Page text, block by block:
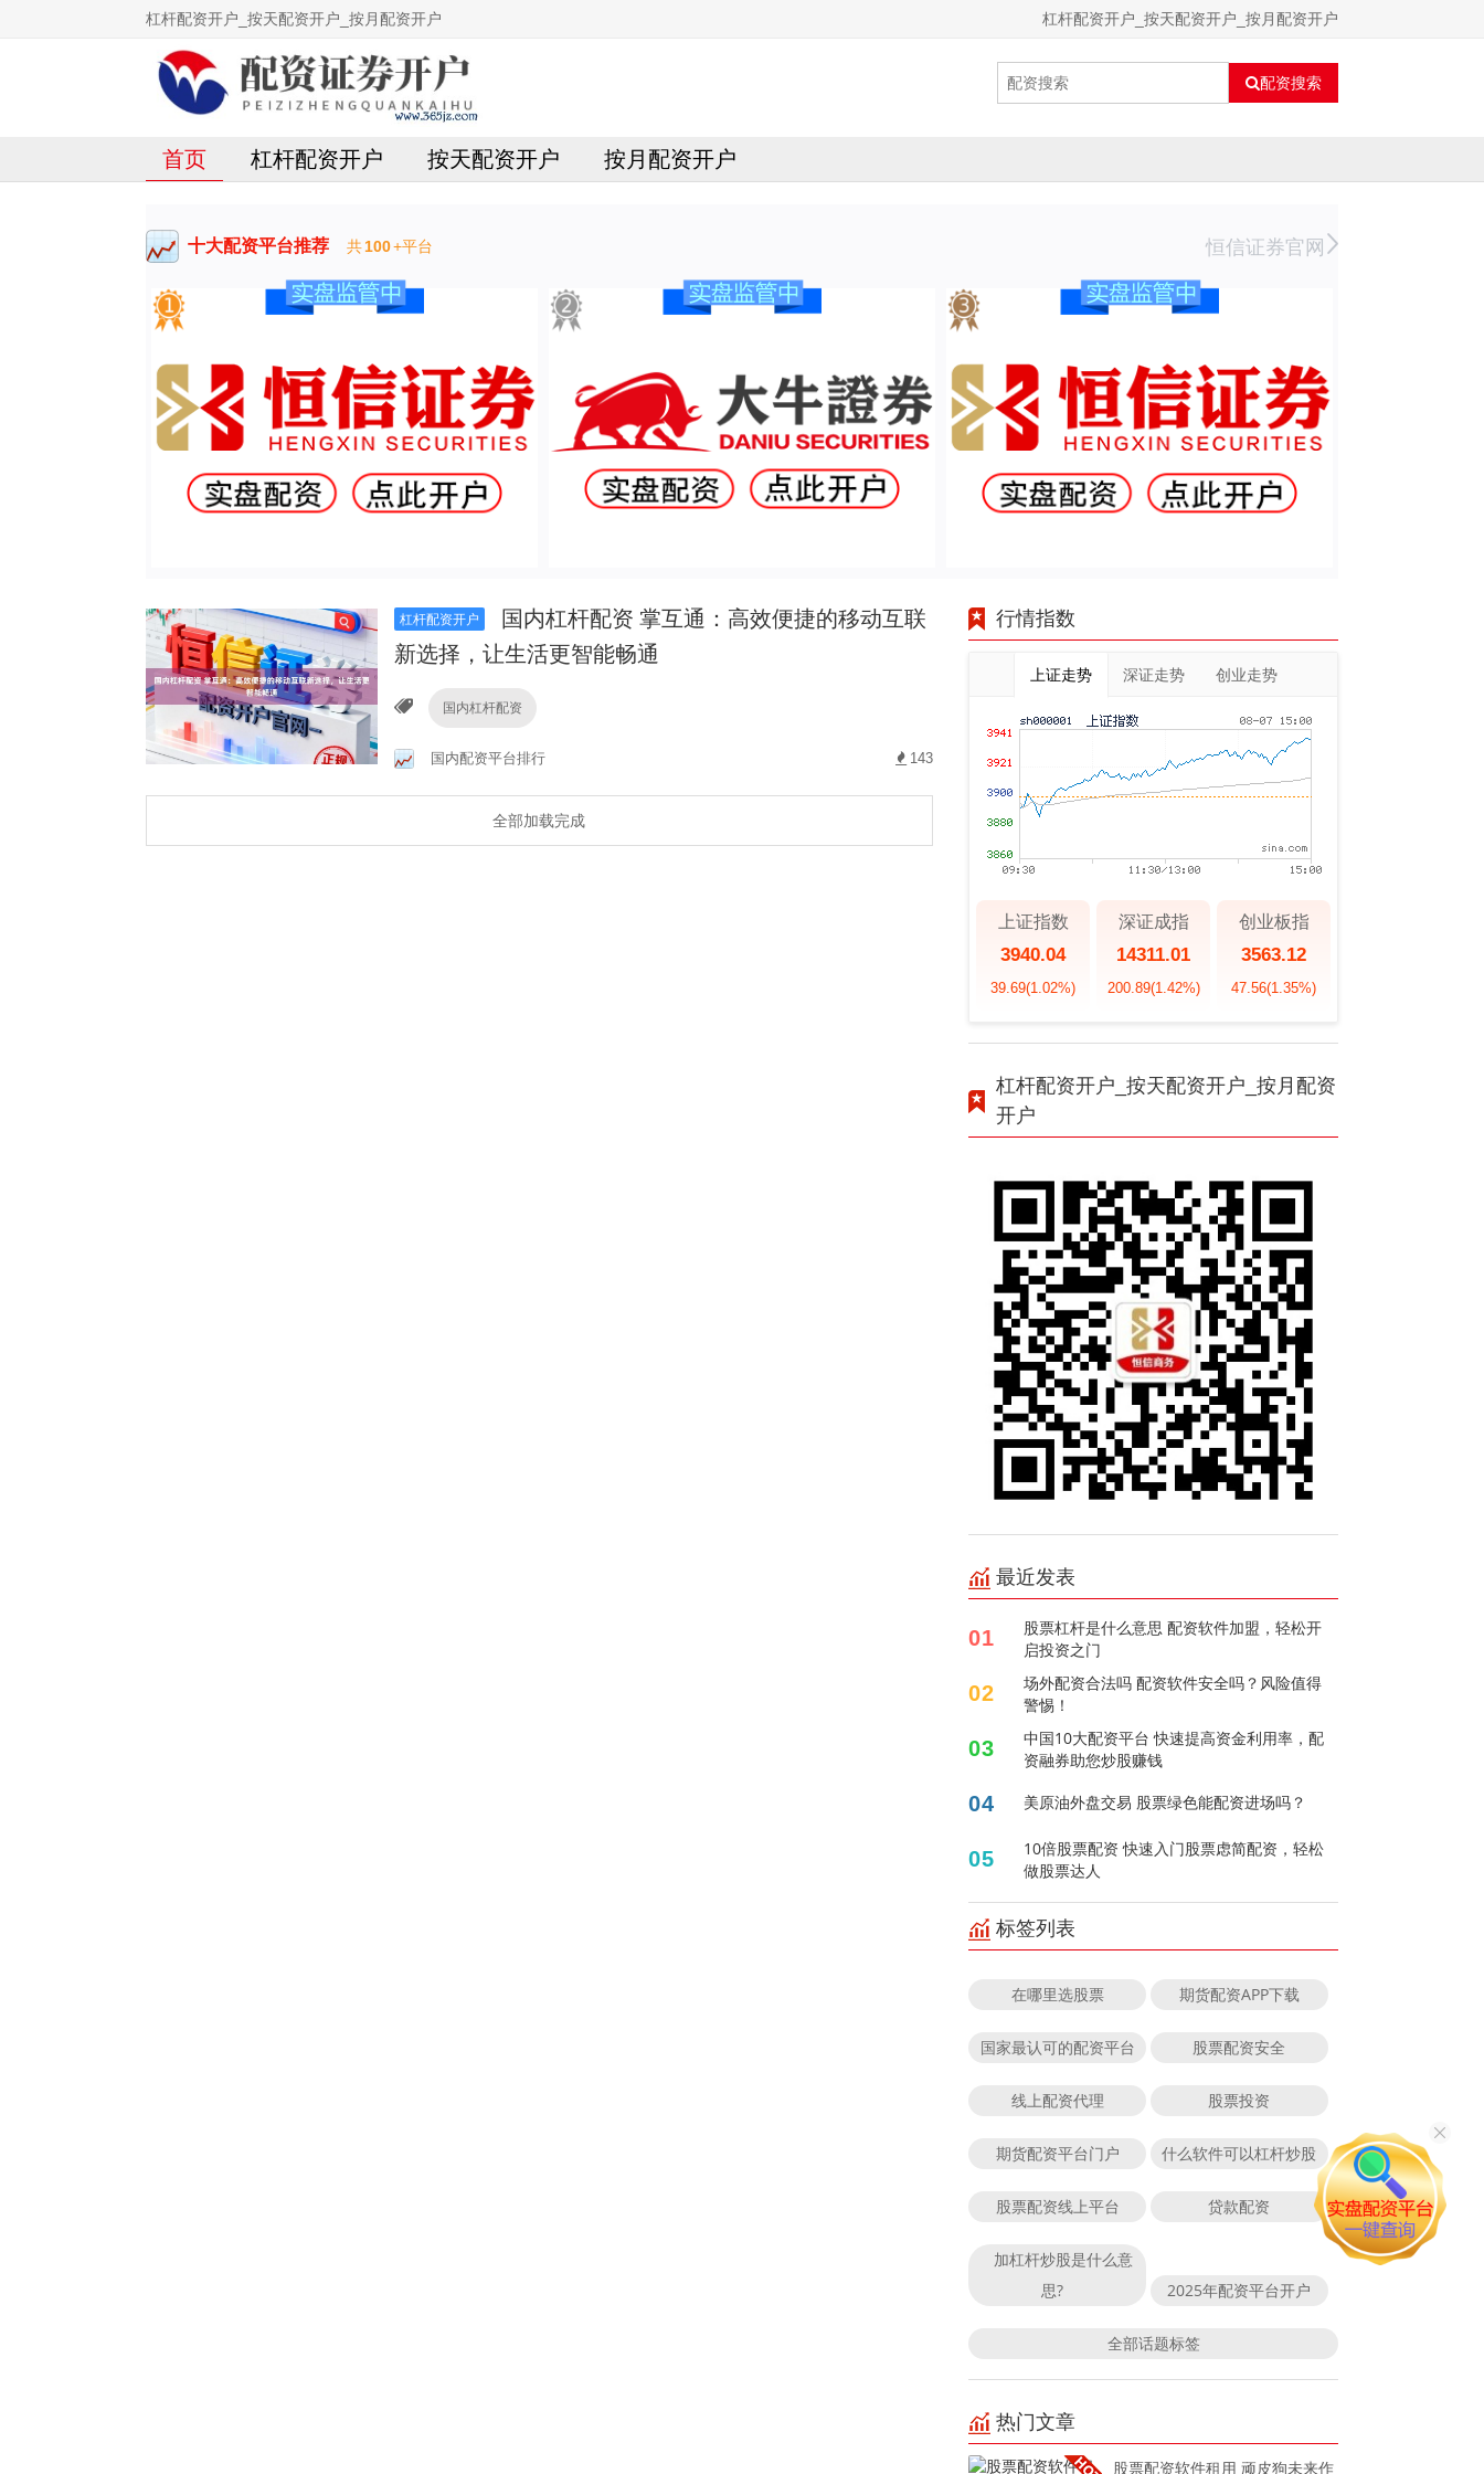
杠杆配资开户_按天配资开户_按月配资开户 杠杆配资开户_按天配资开户_按月配资开户
配资搜索
首页 杠杆配资开户 按天配资开户 按月配资开户
十大配资平台推荐 共100+平台 恒信证券官网
杠杆配资开户
国内杠杆配资 掌互通：高效便捷的移动互联
新选择，让生活更智能畅通
国内杠杆配资
国内配资平台排行 143
全部加载完成
行情指数
上证走势 深证走势 创业走势
上证指数
3940.04
39.69(1.02%)
深证成指
14311.01
200.89(1.42%)
创业板指
3563.12
47.56(1.35%)
杠杆配资开户_按天配资开户_按月配资
开户
最近发表
01
股票杠杆是什么意思 配资软件加盟，轻松开
启投资之门
02
场外配资合法吗 配资软件安全吗？风险值得
警惕！
03
中国10大配资平台 快速提高资金利用率，配
资融券助您炒股赚钱
04 美原油外盘交易 股票绿色能配资进场吗？
05
10倍股票配资 快速入门股票虑简配资，轻松
做股票达人
标签列表
在哪里选股票 期货配资APP下载
国家最认可的配资平台 股票配资安全
线上配资代理 股票投资
期货配资平台门户 什么软件可以杠杆炒股
股票配资线上平台 贷款配资
加杠杆炒股是什么意
思?
2025年配资平台开户
全部话题标签
热门文章
股票配资软件租用 顽皮狗未来作